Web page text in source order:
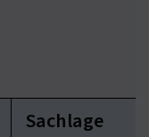
Sachlage